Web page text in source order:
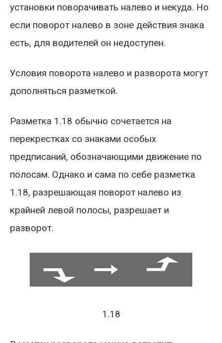
установки поворачивать налево и некуда. Но
если поворот налево в зоне действия знака
есть, для водителей он недоступен.
Условия поворота налево и разворота могут
дополняться разметкой.
Разметка 1.18 обычно сочетается на
перекрестках со знаками особых
предписаний, обозначающими движение по
полосам. Однако и сама по себе разметка
1.18, разрешающая поворот налево из
крайней левой полосы, разрешает и
разворот.
1.18​​